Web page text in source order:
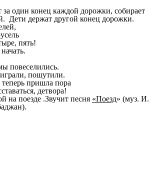
за один конец каждой дорожки, собирает
Дети держат другой конец дорожки.
пять!
повеселились.
пошутили.
пора
детвора!
на поезде .Звучит песня «Поезд» (муз. И.